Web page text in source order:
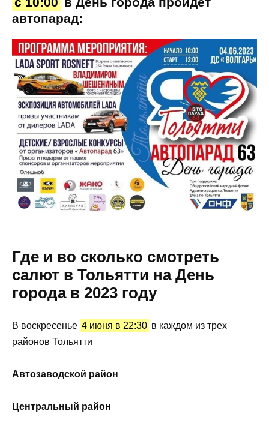
автопарад:
Где и во сколько смотреть
салют в Тольятти на День
города в 2023 году
В воскресенье 4 июня в 22:30 в каждом из трех
районов Тольятти
Автозаводской район
Центральный район